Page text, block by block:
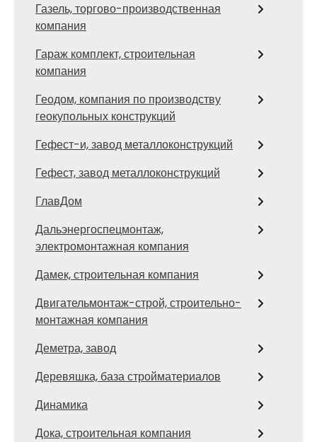
Газель, торгово-производственная
компания
Гараж комплект, строительная
компания
Геодом, компания по производству
геокупольных конструкций
Гефест-и, завод металлоконструкций
Гефест, завод металлоконструкций
ГлавДом
Дальэнергоспецмонтаж,
электромонтажная компания
Дамек, строительная компания
Двигательмонтаж-строй, строительно-
монтажная компания
Деметра, завод
Деревяшка, база стройматериалов
Динамика
Дока, строительная компания